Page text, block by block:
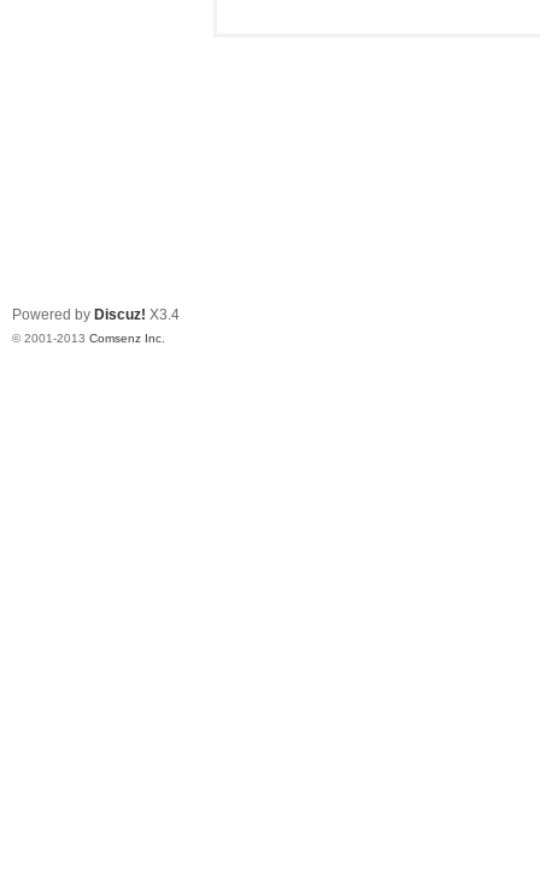
Powered by Discuz! X3.4
© 2001-2013 Comsenz Inc.